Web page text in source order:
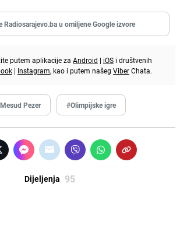
Radiosarajevo.ba u omiljene Google izvore
putem aplikacije za Android | iOS i društvenih
| Instagram, kao i putem našeg ViberChata.
Pezer #Olimpijske igre
Dijeljenja 95